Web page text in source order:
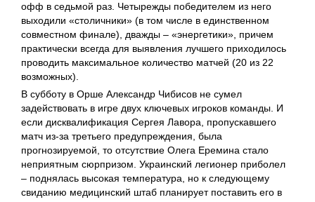
офф в седьмой раз. Четырежды победителем из него
выходили «столичники» (в том числе в единственном
совместном финале), дважды – «энергетики», причем
практически всегда для выявления лучшего приходилось
проводить максимальное количество матчей (20 из 22
возможных).
В субботу в Орше Александр Чибисов не сумел
задействовать в игре двух ключевых игроков команды. И
если дисквалификация Сергея Лавора, пропускавшего
матч из-за третьего предупреждения, была
прогнозируемой, то отсутствие Олега Еремина стало
неприятным сюрпризом. Украинский легионер приболел
– поднялась высокая температура, но к следующему
свиданию медицинский штаб планирует поставить его в